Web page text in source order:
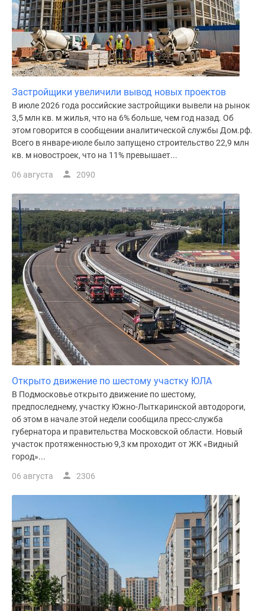
центры
Коттеджи
Скидки
акции
Макс
Застройщики увеличили вывод новых проектов
В июле 2026 года российские застройщики вывели на рынок
3,5 млн кв. м жилья, что на 6% больше, чем год назад. Об
этом говорится в сообщении аналитической службы Дом.рф.
Всего в январе-июле было запущено строительство 22,9 млн
кв. м новостроек, что на 11% превышает...
06 августа 2090
Открыто движение по шестому участку ЮЛА
В Подмосковье открыто движение по шестому,
предпоследнему, участку Южно-Лыткаринской автодороги,
об этом в начале этой недели сообщила пресс-служба
губернатора и правительства Московской области. Новый
участок протяженностью 9,3 км проходит от ЖК «Видный
город»...
06 августа 2306